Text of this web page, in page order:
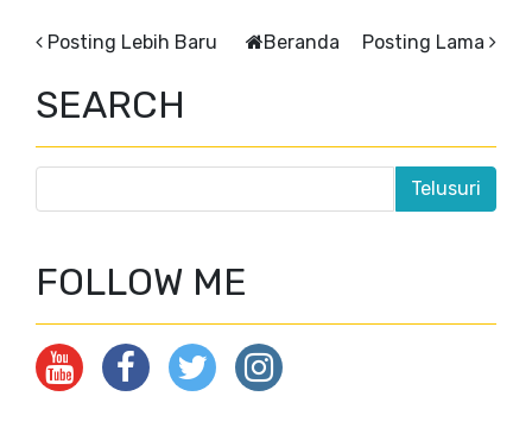
Posting Lebih Baru Posting Lama
Beranda
SEARCH
FOLLOW ME